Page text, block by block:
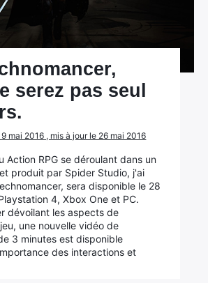
serez pas seul
mai 2016 , mis à jour le 26 mai 2016
Action RPG se déroulant dans un
produit par Spider Studio, j'ai
sera disponible le 28
4, Xbox One et PC.
dévoilant les aspects de
une nouvelle vidéo de
3 minutes est disponible
des interactions et